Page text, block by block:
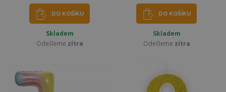
DO KOŠÍKU
Skladem
Odešleme zítra
DO KOŠÍKU
Skladem
Odešleme zítra